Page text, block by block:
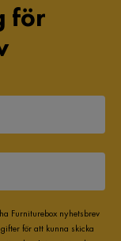
för
Furniturebox nyhetsbrev
för att kunna skicka